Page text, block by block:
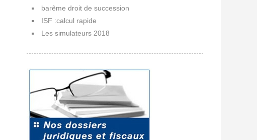
barême droit de succession
ISF :calcul rapide
Les simulateurs 2018